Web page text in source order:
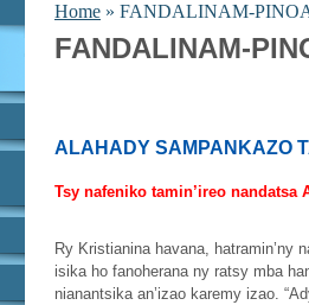
Home » FANDALINAM-
FANDALINAM-
ALAHADY SAMPANKAZO
Tsy nafeniko tamin’ireo nandatsa
Ry Kristianina havana, hatramin’ny
isika ho fanoherana ny ratsy mba
nianantsika an’izao karemy izao.